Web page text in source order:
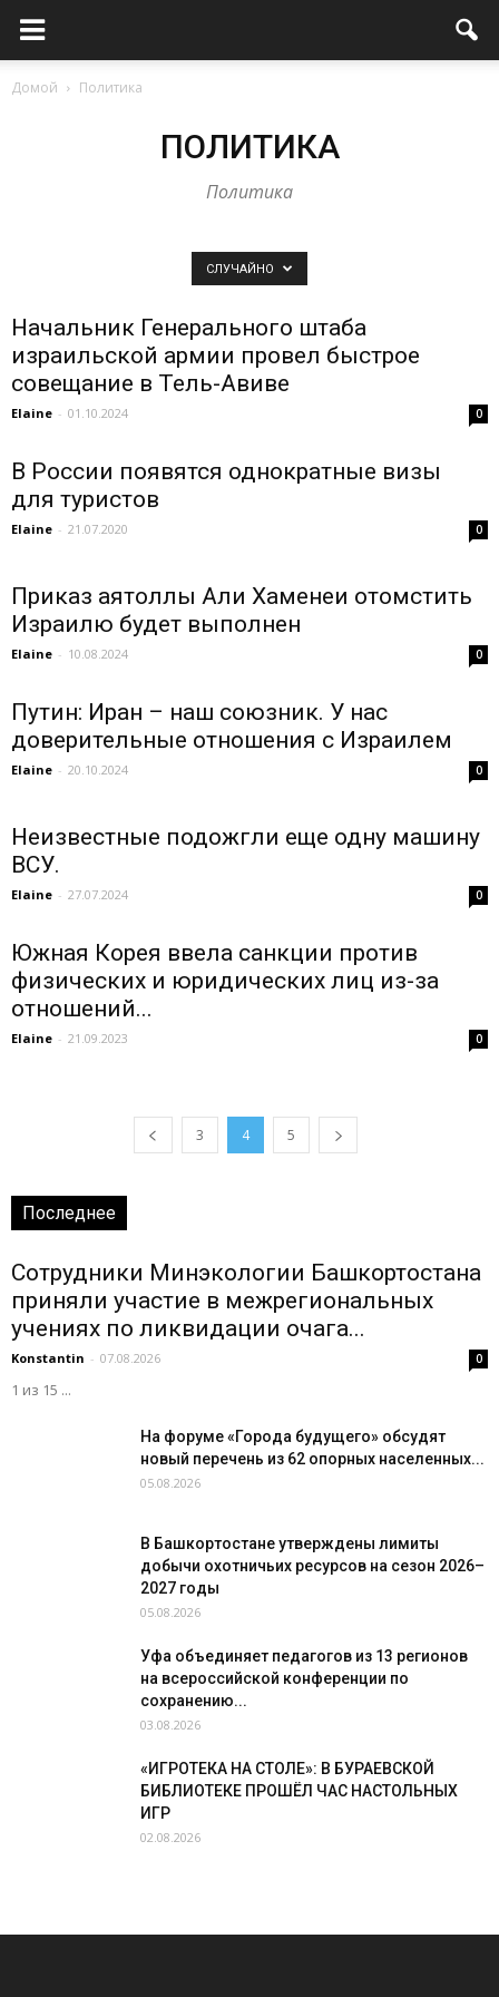
Домой Политика
ПОЛИТИКА
Политика
СЛУЧАЙНО
Начальник Генерального штаба
израильской армии провел быстрое
совещание в Тель-Авиве
Elaine - 01.10.2024 0
В России появятся однократные визы
для туристов
Elaine - 21.07.2020 0
Приказ аятоллы Али Хаменеи отомстить
Израилю будет выполнен
Elaine - 10.08.2024 0
Путин: Иран – наш союзник. У нас
доверительные отношения с Израилем
Elaine - 20.10.2024 0
Неизвестные подожгли еще одну машину
ВСУ.
Elaine - 27.07.2024 0
Южная Корея ввела санкции против
физических и юридических лиц из-за
отношений...
Elaine - 21.09.2023 0
3 4 5
Последнее
Сотрудники Минэкологии Башкортостана
приняли участие в межрегиональных
учениях по ликвидации очага...
Konstantin - 07.08.2026 0
1 из 15 ...
На форуме «Города будущего» обсудят
новый перечень из 62 опорных населенных...
05.08.2026
В Башкортостане утверждены лимиты
добычи охотничьих ресурсов на сезон 2026–
2027 годы
05.08.2026
Уфа объединяет педагогов из 13 регионов
на всероссийской конференции по
сохранению...
03.08.2026
«ИГРОТЕКА НА СТОЛЕ»: В БУРАЕВСКОЙ
БИБЛИОТЕКЕ ПРОШЁЛ ЧАС НАСТОЛЬНЫХ
ИГР
02.08.2026